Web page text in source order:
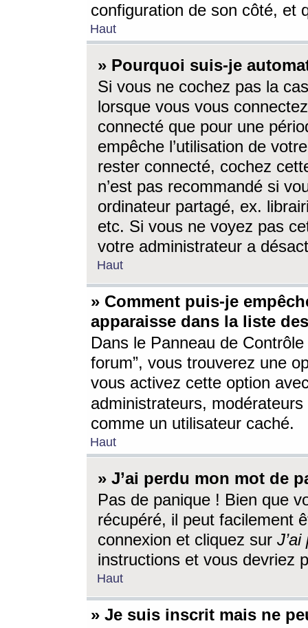
configuration de son côté, et
Haut
» Pourquoi suis-je
Si vous ne cochez pas la
lorsque vous vous
connecté que pour une
empêche l’utilisation de
rester connecté, cochez
n’est pas recommandé si
ordinateur partagé, ex.
etc. Si vous ne voyez pas
votre administrateur a
Haut
» Comment puis-je
apparaisse dans la liste
Dans le Panneau de
forum”, vous trouverez une
vous activez cette option
administrateurs,
comme un utilisateur caché.
Haut
» J’ai perdu mon mot de
Pas de panique ! Bien que
récupéré, il peut facilement
connexion et cliquez sur
instructions et vous devriez
Haut
» Je suis inscrit mais ne